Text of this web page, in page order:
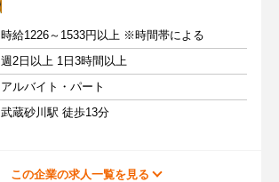
時給1226～1533円以上 ※時間帯による
週2日以上 1日3時間以上
アルバイト・パート
武蔵砂川駅 徒歩13分
この企業の求人一覧を見る